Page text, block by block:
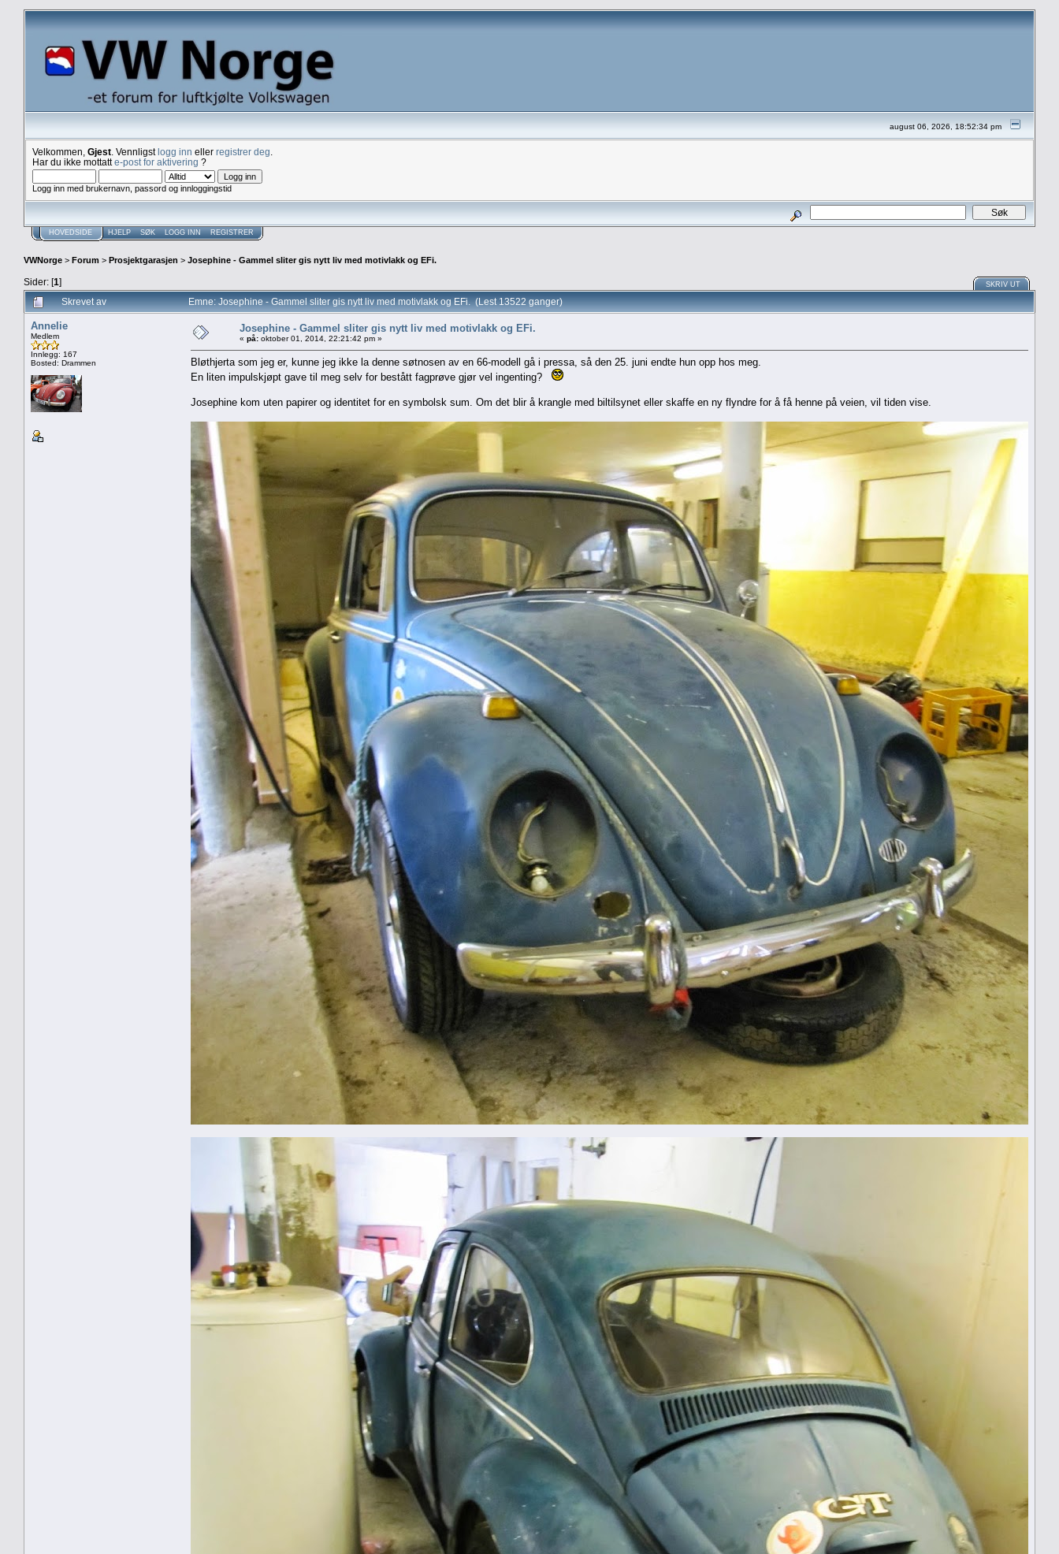
august 06, 2026, 18:52:34 pm
Velkommen, Gjest . Vennligstlogg inn eller registrer deg
Har du ikke mottatte-post for aktivering ?
Logg inn med brukernavn, passord og innloggingstid
HOVEDSIDE HJELP SØK LOGG INN REGISTRER
VWNorge > Forum > Prosjektgarasjen > Josephine - Gammel sliter gis nytt liv med motivlakk og EFi.
Sider: [1] SKRIV UT
Skrevet av Emne: Josephine - Gammel sliter gis nytt liv med motivlakk og EFi. (Lest 13522 ganger)
Annelie
Medlem
Innlegg: 167
Bosted: Drammen
Josephine - Gammel sliter gis nytt liv med motivlakk og EFi.
« på: oktober 01, 2014, 22:21:42 pm »
Bløthjerta som jeg er, kunne jeg ikke la denne søtnosen av en 66-modell gå i pressa, så den 25. juni endte hun opp hos meg.
En liten impulskjøpt gave til meg selv for bestått fagprøve gjør vel ingenting?
Josephine kom uten papirer og identitet for en symbolsk sum. Om det blir å krangle med biltilsynet eller skaffe en ny flyndre for å få henne på veien, vil tiden vise.